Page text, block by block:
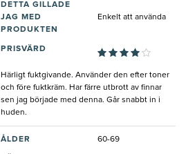
DETTA GILLADE
JAG MED
PRODUKTEN
Enkelt att använda
PRISVÄRD
Härligt fuktgivande. Använder den efter toner
och före fuktkräm. Har färre utbrott av finnar
sen jag började med denna. Går snabbt in i
huden.
ÅLDER 60-69